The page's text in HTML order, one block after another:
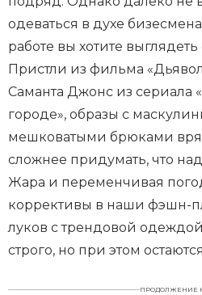
одеваться в духе
работе вы хотите
Пристли из фильма
Саманта Джонс из сериала
городе», образы с
мешковатыми брюками
сложнее придумать, что
Жара и переменчивая
коррективы в наши фэшн-
луков с трендовой
строго, но при этом
ПРОДОЛЖЕНИЕ